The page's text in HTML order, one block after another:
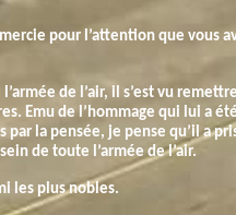
pour l’attention que vous
de l’air, il s’est vu
Emu de l’hommage qui lui a
par la pensée, je pense qu’il a
de toute l’armée de l’air.
les plus nobles.